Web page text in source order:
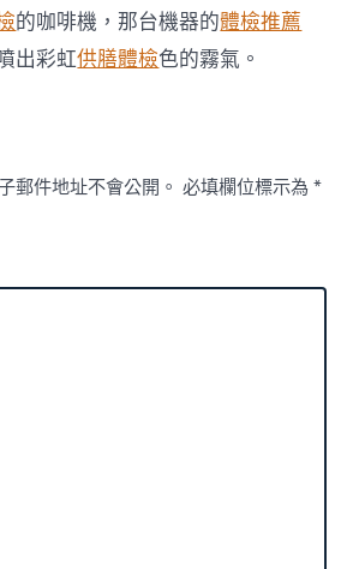
的咖啡機，那台機器的體檢推薦
出彩虹供膳體檢色的霧氣。
郵件地址不會公開。 必填欄位標示為*